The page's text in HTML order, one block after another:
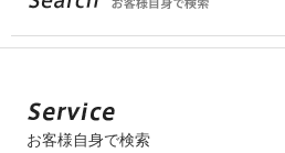
お客様自身で検索